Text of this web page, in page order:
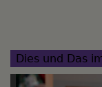
Dies und Das